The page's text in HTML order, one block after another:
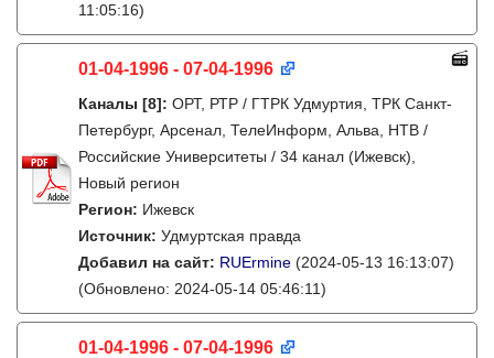
11:05:16)
01-04-1996 - 07-04-1996
Каналы [8]: ОРТ, РТР / ГТРК Удмуртия, ТРК Санкт-
Петербург, Арсенал, ТелеИнформ, Альва, НТВ /
Российские Университеты / 34 канал (Ижевск),
Новый регион
Регион: Ижевск
Источник: Удмуртская правда
Добавил на сайт: RUErmine (2024-05-13 16:13:07)
(Обновлено: 2024-05-14 05:46:11)
01-04-1996 - 07-04-1996